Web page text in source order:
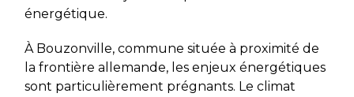
énergétique.
À Bouzonville, commune située à proximité de
la frontière allemande, les enjeux énergétiques
sont particulièrement prégnants. Le climat